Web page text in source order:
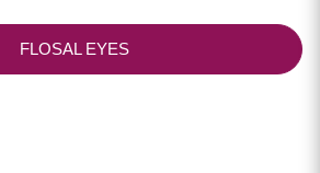
FLOSAL EYES